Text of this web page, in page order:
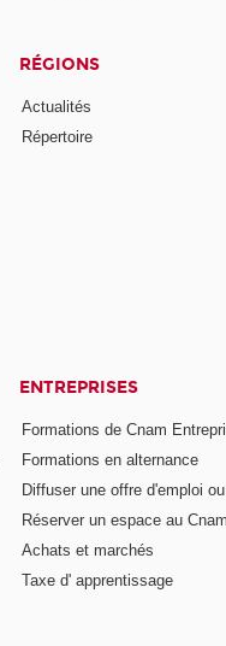
RÉGIONS
Actualités
Répertoire
ENTREPRISES
Formations de Cnam
Formations en alternance
Diffuser une offre d'emploi
Réserver un espace au Cnam
Achats et marchés
Taxe d' apprentissage